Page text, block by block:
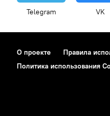
Telegram VK
О проекте Правила
Политика использования